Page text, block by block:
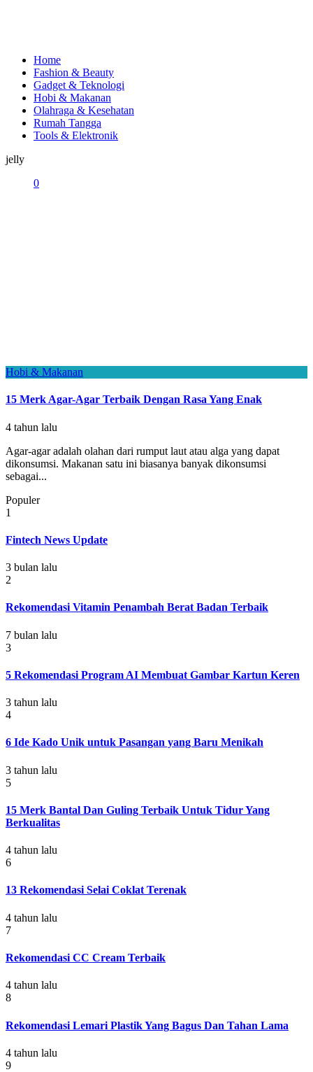
Home
Fashion & Beauty
Gadget & Teknologi
Hobi & Makanan
Olahraga & Kesehatan
Rumah Tangga
Tools & Elektronik
jelly
0
Hobi & Makanan
15 Merk Agar-Agar Terbaik Dengan Rasa Yang Enak
4 tahun lalu
Agar-agar adalah olahan dari rumput laut atau alga yang dapat
dikonsumsi. Makanan satu ini biasanya banyak dikonsumsi
sebagai...
Populer
1
Fintech News Update
3 bulan lalu
2
Rekomendasi Vitamin Penambah Berat Badan Terbaik
7 bulan lalu
3
5 Rekomendasi Program AI Membuat Gambar Kartun Keren
3 tahun lalu
4
6 Ide Kado Unik untuk Pasangan yang Baru Menikah
3 tahun lalu
5
15 Merk Bantal Dan Guling Terbaik Untuk Tidur Yang
Berkualitas
4 tahun lalu
6
13 Rekomendasi Selai Coklat Terenak
4 tahun lalu
7
Rekomendasi CC Cream Terbaik
4 tahun lalu
8
Rekomendasi Lemari Plastik Yang Bagus Dan Tahan Lama
4 tahun lalu
9